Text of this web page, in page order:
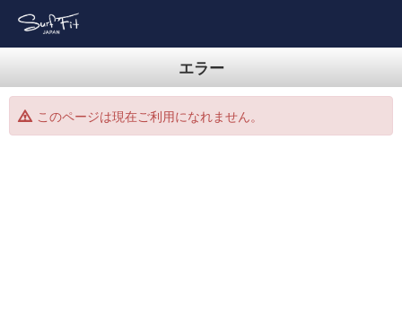
エラー
このページは現在ご利用になれません。